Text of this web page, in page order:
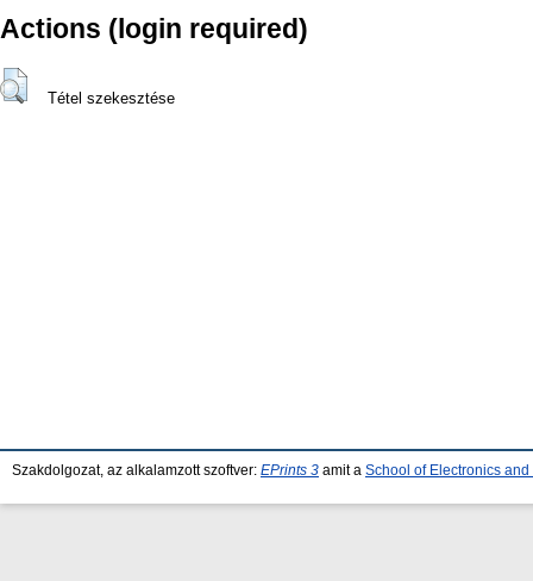
Actions (login required)
Tétel szekesztése
Szakdolgozat, az alkalamzott szoftver: EPrints 3 amit a School of Electronics